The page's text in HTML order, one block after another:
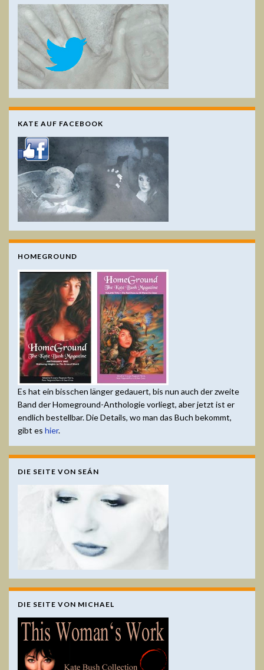
KATE AUF FACEBOOK
HOMEGROUND
Es hat ein bisschen länger gedauert, bis nun auch der zweite
Band der Homeground-Anthologie vorliegt, aber jetzt ist er
endlich bestellbar. Die Details, wo man das Buch bekommt,
gibt es hier.
DIE SEITE VON SEÁN
DIE SEITE VON MICHAEL